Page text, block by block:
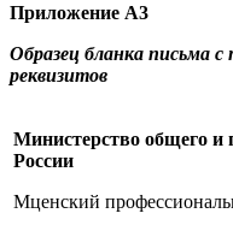
Приложение А3
Образец бланка письма
реквизитов
Министерство общего и
России
Мценский